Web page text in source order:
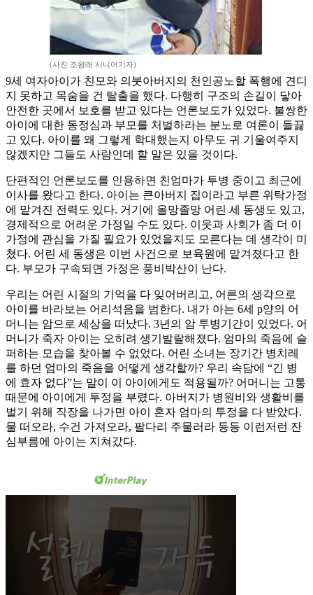
(사진 조왕래 시니어기자)
9세 여자아이가 친모와 의붓아버지의 천인공노할 폭행에 견디
지 못하고 목숨을 건 탈출을 했다. 다행히 구조의 손길이 닿아
안전한 곳에서 보호를 받고 있다는 언론보도가 있었다. 불쌍한
아이에 대한 동정심과 부모를 처벌하라는 분노로 여론이 들끓
고 있다. 아이를 왜 그렇게 학대했는지 아무도 귀 기울여주지
않겠지만 그들도 사람인데 할 말은 있을 것이다.
단편적인 언론보도를 인용하면 친엄마가 투병 중이고 최근에
이사를 왔다고 한다. 아이는 큰아버지 집이라고 부른 위탁가정
에 맡겨진 전력도 있다. 거기에 올망졸망 어린 세 동생도 있고,
경제적으로 어려운 가정일 수도 있다. 이웃과 사회가 좀 더 이
가정에 관심을 가질 필요가 있었을지도 모른다는 데 생각이 미
쳤다. 어린 세 동생은 이번 사건으로 보육원에 맡겨졌다고 한
다. 부모가 구속되면 가정은 풍비박산이 난다.
우리는 어린 시절의 기억을 다 잊어버리고, 어른의 생각으로
아이를 바라보는 어리석음을 범한다. 내가 아는 6세 p양의 어
머니는 암으로 세상을 떠났다. 3년의 암 투병기간이 있었다. 어
머니가 죽자 아이는 오히려 생기발랄해졌다. 엄마의 죽음에 슬
퍼하는 모습을 찾아볼 수 없었다. 어린 소녀는 장기간 병치레
를 하던 엄마의 죽음을 어떻게 생각할까? 우리 속담에 “긴 병
에 효자 없다”는 말이 이 아이에게도 적용될까? 어머니는 고통
때문에 아이에게 투정을 부렸다. 아버지가 병원비와 생활비를
벌기 위해 직장을 나가면 아이 혼자 엄마의 투정을 다 받았다.
물 떠오라, 수건 가져오라, 팔다리 주물러라 등등 이런저런 잔
심부름에 아이는 지쳐갔다.